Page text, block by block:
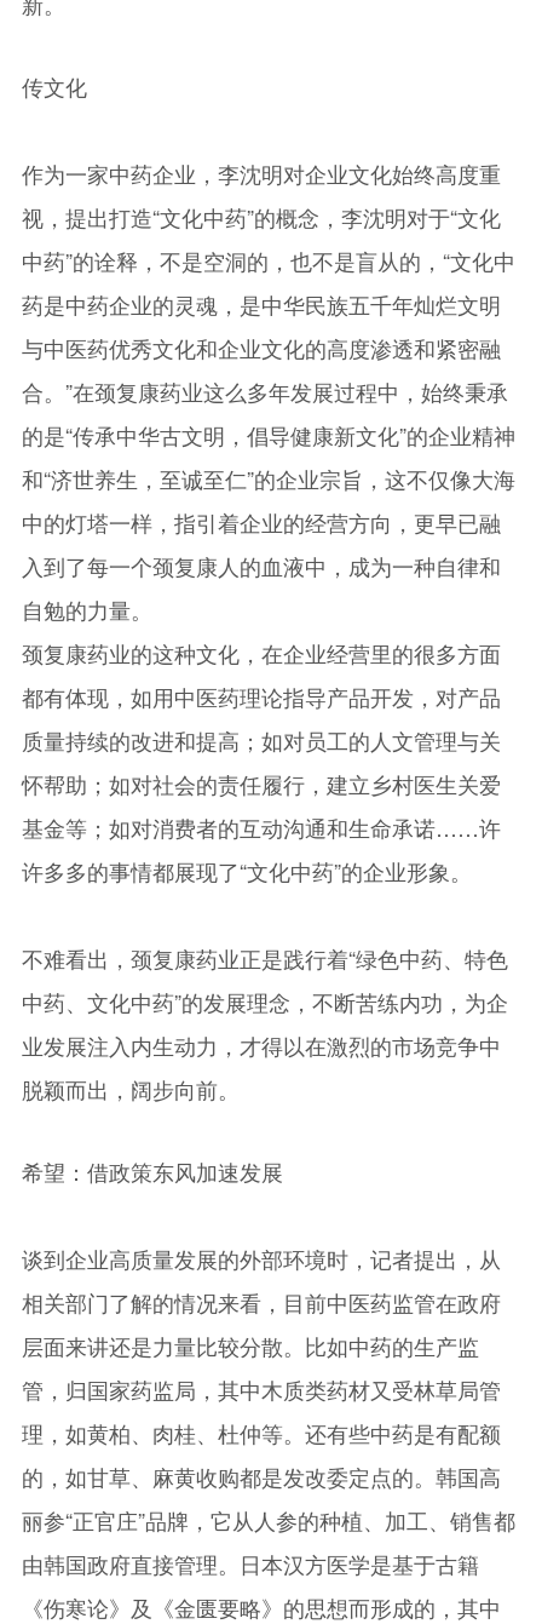
传文化
作为一家中药企业，李沈明对企业文化始终高度重
视，提出打造“文化中药”的概念，李沈明对于“文化
中药”的诠释，不是空洞的，也不是盲从的，“文化中
药是中药企业的灵魂，是中华民族五千年灿烂文明
与中医药优秀文化和企业文化的高度渗透和紧密融
合。”在颈复康药业这么多年发展过程中，始终秉承
的是“传承中华古文明，倡导健康新文化”的企业精神
和“济世养生，至诚至仁”的企业宗旨，这不仅像大海
中的灯塔一样，指引着企业的经营方向，更早已融
入到了每一个颈复康人的血液中，成为一种自律和
自勉的力量。
颈复康药业的这种文化，在企业经营里的很多方面
都有体现，如用中医药理论指导产品开发，对产品
质量持续的改进和提高；如对员工的人文管理与关
怀帮助；如对社会的责任履行，建立乡村医生关爱
基金等；如对消费者的互动沟通和生命承诺……许
许多多的事情都展现了“文化中药”的企业形象。
不难看出，颈复康药业正是践行着“绿色中药、特色
中药、文化中药”的发展理念，不断苦练内功，为企
业发展注入内生动力，才得以在激烈的市场竞争中
脱颖而出，阔步向前。
希望：借政策东风加速发展
谈到企业高质量发展的外部环境时，记者提出，从
相关部门了解的情况来看，目前中医药监管在政府
层面来讲还是力量比较分散。比如中药的生产监
管，归国家药监局，其中木质类药材又受林草局管
理，如黄柏、肉桂、杜仲等。还有些中药是有配额
的，如甘草、麻黄收购都是发改委定点的。韩国高
丽参“正官庄”品牌，它从人参的种植、加工、销售都
由韩国政府直接管理。日本汉方医学是基于古籍
《伤寒论》及《金匮要略》的思想而形成的，其中